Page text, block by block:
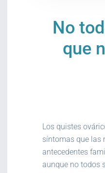
No
que
Los quistes
síntomas que las
antecedentes
aunque no todos